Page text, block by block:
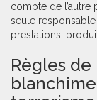
compte de l’autre
seule responsable
prestations,
Règles